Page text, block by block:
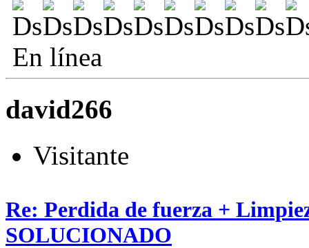
En línea
david266
Visitante
Re: Perdida de fuerza +
SOLUCIONADO